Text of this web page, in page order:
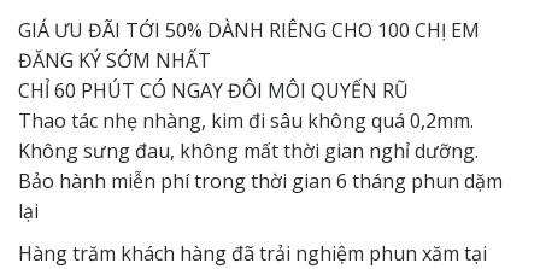
GIÁ ƯU ĐÃI TỚI 50% DÀNH RIÊNG CHO 100 CHỊ EM
ĐĂNG KÝ SỚM NHẤT
CHỈ 60 PHÚT CÓ NGAY ĐÔI MÔI QUYẾN RŨ
Thao tác nhẹ nhàng, kim đi sâu không quá 0,2mm.
Không sưng đau, không mất thời gian nghỉ dưỡng.
Bảo hành miễn phí trong thời gian 6 tháng phun dặm
lại
Hàng trăm khách hàng đã trải nghiệm phun xăm tại